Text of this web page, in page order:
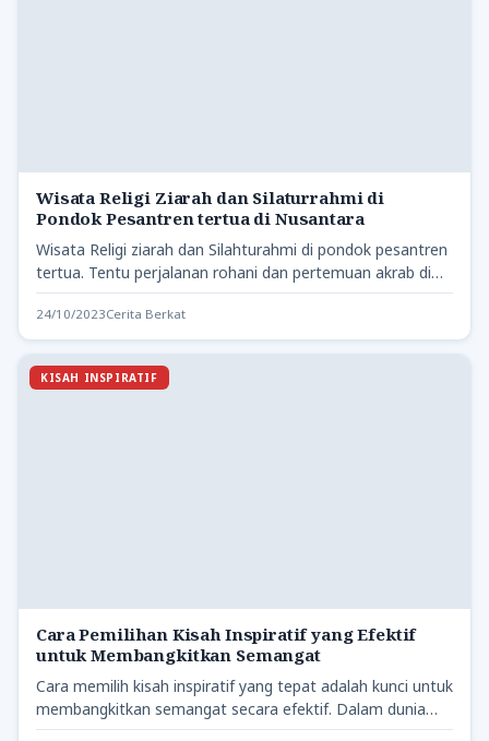
Wisata Religi Ziarah dan Silaturrahmi di
Pondok Pesantren tertua di Nusantara
Wisata Religi ziarah dan Silahturahmi di pondok pesantren
tertua. Tentu perjalanan rohani dan pertemuan akrab di
Pondok Pesantren…
24/10/2023Cerita Berkat
KISAH INSPIRATIF
Cara Pemilihan Kisah Inspiratif yang Efektif
untuk Membangkitkan Semangat
Cara memilih kisah inspiratif yang tepat adalah kunci untuk
membangkitkan semangat secara efektif. Dalam dunia
digital dan komunikasi,…